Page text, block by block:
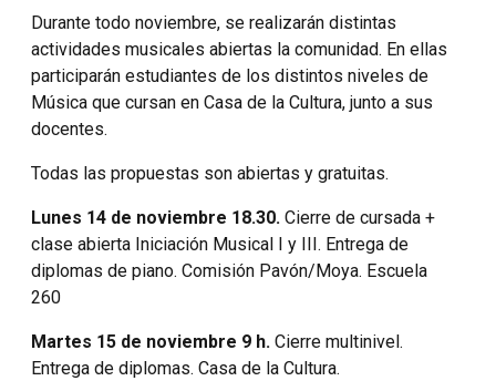
Durante todo noviembre, se realizarán distintas
actividades musicales abiertas la comunidad. En ellas
participarán estudiantes de los distintos niveles de
Música que cursan en Casa de la Cultura, junto a sus
docentes.
Todas las propuestas son abiertas y gratuitas.
Lunes 14 de noviembre 18.30. Cierre de cursada +
clase abierta Iniciación Musical I y III. Entrega de
diplomas de piano. Comisión Pavón/Moya. Escuela
260
Martes 15 de noviembre 9 h. Cierre multinivel.
Entrega de diplomas. Casa de la Cultura.